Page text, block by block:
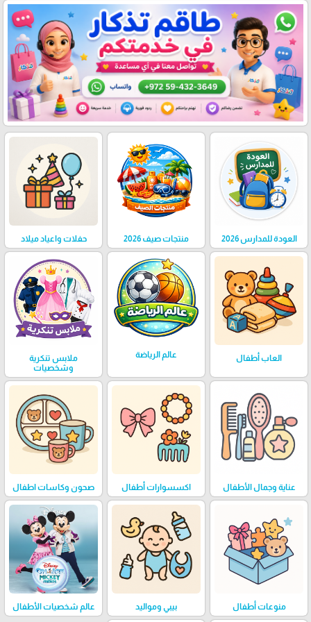
العودة للمدارس 2026 منتجات صيف 2026 حفلات واعياد ميلاد
العاب أطفال عالم الرياضة
ملابس تنكرية
وشخصيات
عناية وجمال الأطفال اكسسوارات أطفال صحون وكاسات اطفال
منوعات أطفال بيبي ومواليد عالم شخصيات الأطفال